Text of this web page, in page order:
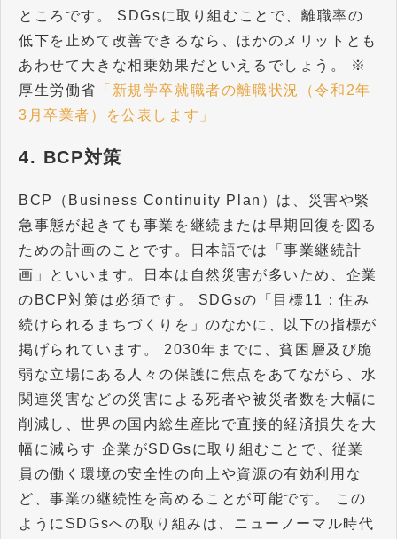
ところです。 SDGsに取り組むことで、離職率の
低下を止めて改善できるなら、ほかのメリットとも
あわせて大きな相乗効果だといえるでしょう。 ※
厚生労働省
「新規学卒就職者の離職状況（令和2年
3月卒業者）を公表します」
4. BCP対策
BCP（Business Continuity Plan）は、災害や緊
急事態が起きても事業を継続または早期回復を図る
ための計画のことです。日本語では「事業継続計
画」といいます。日本は自然災害が多いため、企業
のBCP対策は必須です。 SDGsの「目標11：住み
続けられるまちづくりを」のなかに、以下の指標が
掲げられています。 2030年までに、貧困層及び脆
弱な立場にある人々の保護に焦点をあてながら、水
関連災害などの災害による死者や被災者数を大幅に
削減し、世界の国内総生産比で直接的経済損失を大
幅に減らす 企業がSDGsに取り組むことで、従業
員の働く環境の安全性の向上や資源の有効利用な
ど、事業の継続性を高めることが可能です。 この
ようにSDGsへの取り組みは、ニューノーマル時代